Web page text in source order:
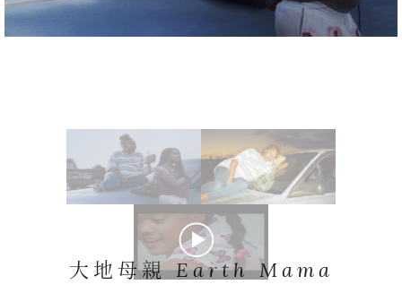
大地母親 Earth Mama